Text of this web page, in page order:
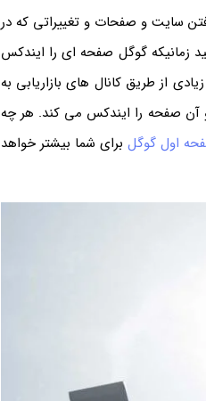
سایت و صفحات و تغییراتی که در
زمانیکه گوگل صفحه ای را ایندکس
از طریق کانال های بازاریابی به
آن صفحه را ایندکس می کند. هر چه
اول گوگل برای شما بیشتر خواهد